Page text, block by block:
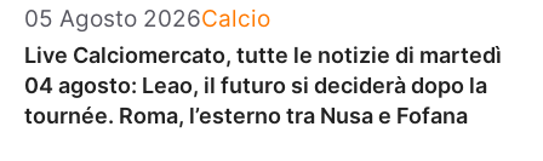
05 Agosto 2026Categorie
Calcio
Live Calciomercato, tutte le notizie di martedì
04 agosto: Leao, il futuro si deciderà dopo la
tournée. Roma, l’esterno tra Nusa e Fofana